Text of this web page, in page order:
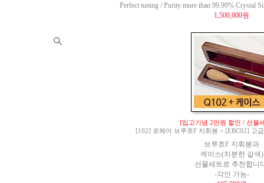
Perfect tuning / Purity more than 99.99% Crystal
1,500,000원
[입고기념 2만원 할인 / 선물
[102] 로헤마 브루흐F 지휘봉 + [EBC02] 고
브루흐F 지휘봉과
케이스(차분한 갈색)
선물세트로 추천합니
-각인 가능-